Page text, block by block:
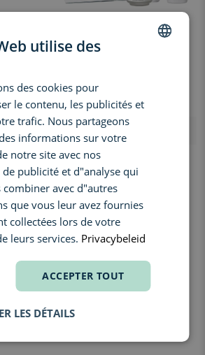
Cosmelan Home Pack
€ 264,00
utilise des
des cookies pour
le contenu, les publicités et
trafic. Nous partageons
informations sur votre
notre site avec nos
publicité et d"analyse qui
combiner avec d"autres
que vous leur avez fournies
collectées lors de votre
leurs services. Privacybeleid
ACCEPTER TOUT
LES DÉTAILS